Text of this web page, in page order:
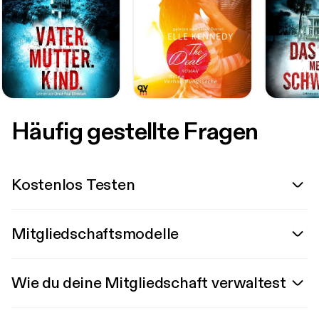
Häufig gestellte Fragen
Kostenlos Testen
Mitgliedschaftsmodelle
Wie du deine Mitgliedschaft verwaltest